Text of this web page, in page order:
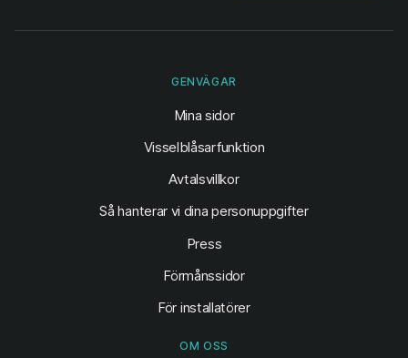
GENVÄGAR
Mina sidor(öppnas i ny flik)
Visselblåsarfunktion
Avtalsvillkor
Så hanterar vi dina personuppgifter
Press
Förmånssidor
För installatörer
OM OSS